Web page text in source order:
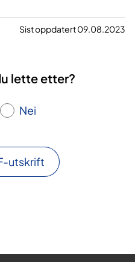
Sist oppdatert 09.08.2023
lette etter?
Nei
utskrift